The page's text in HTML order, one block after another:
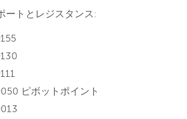
ートとレジスタンス:
ピボットポイント